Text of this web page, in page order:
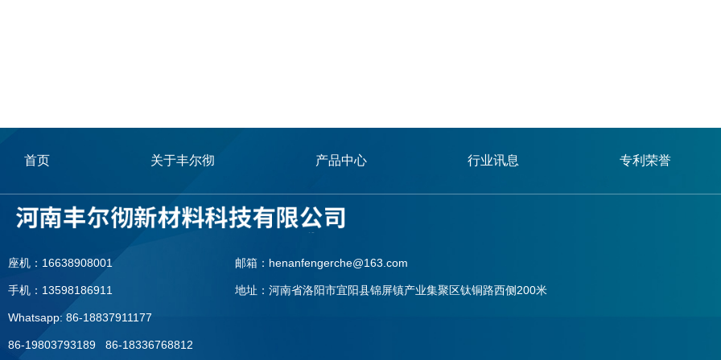
首页 关于丰尔彻 产品中心 行业讯息 专利荣誉
座机：16638908001
手机：13598186911
Whatsapp: 86-18837911177
86-19803793189 86-18336768812
邮箱：henanfengerche@163.com
地址：河南省洛阳市宜阳县锦屏镇产业集聚区钛铜路西侧200米